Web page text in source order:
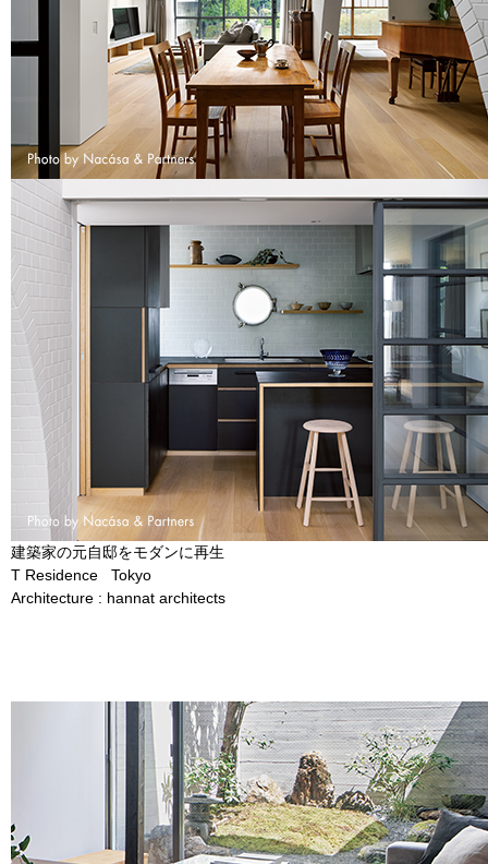
建築家の元自邸をモダンに再生
T Residence Tokyo
Architecture : hannat architects